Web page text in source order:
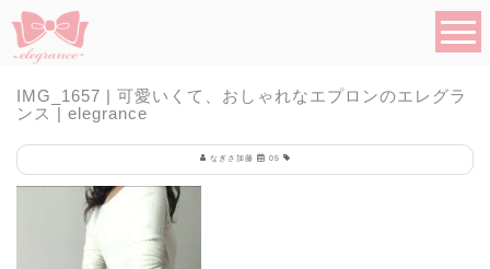
IMG_1657 | 可愛いくて、おしゃれなエプロンのエレグラ
ンス | elegrance
なぎさ加藤 05